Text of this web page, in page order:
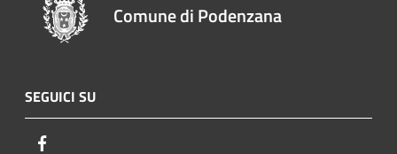
Comune di Podenzana
SEGUICI SU